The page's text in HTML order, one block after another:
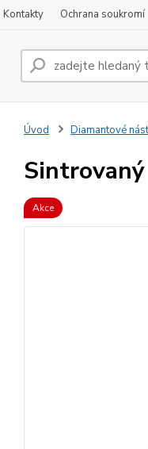
Kontakty Ochrana soukromí
Úvod Diamantové
Akce